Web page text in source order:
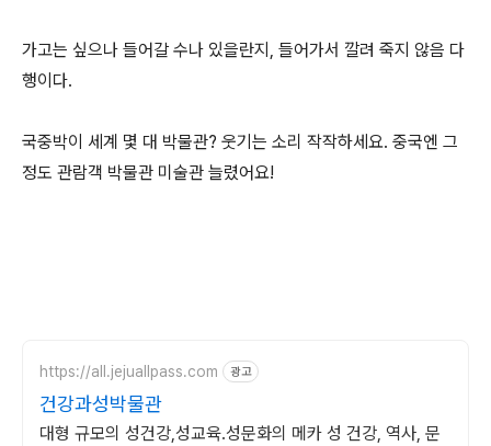
가고는 싶으나 들어갈 수나 있을란지, 들어가서 깔려 죽지 않음 다
행이다.
국중박이 세계 몇 대 박물관? 웃기는 소리 작작하세요. 중국엔 그
정도 관람객 박물관 미술관 늘렸어요!
https://all.jejuallpass.com 광고
건강과성박물관
대형 규모의 성건강,성교육.성문화의 메카 성 건강, 역사, 문